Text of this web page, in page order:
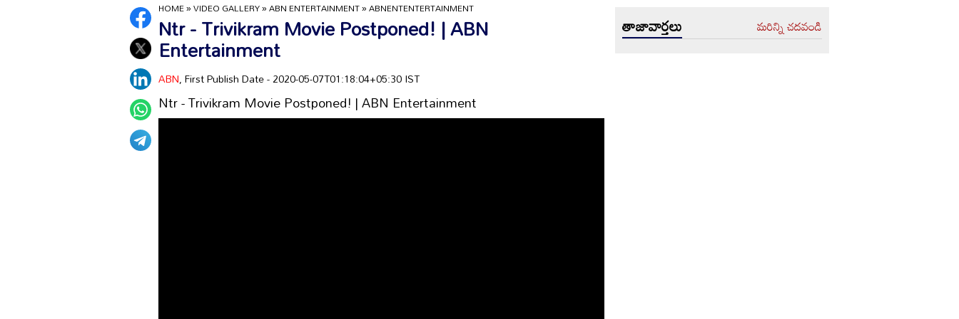
HOME»VIDEO GALLERY»ABN ENTERTAINMENT»ABNENTENTERTAINMENT
Ntr - Trivikram Movie Postponed! | ABN
Entertainment
ABN, First Publish Date - 2020-05-07T01:18:04+05:30 IST
Ntr - Trivikram Movie Postponed! | ABN Entertainment
తాజావార్తలు మరిన్ని చదవండి